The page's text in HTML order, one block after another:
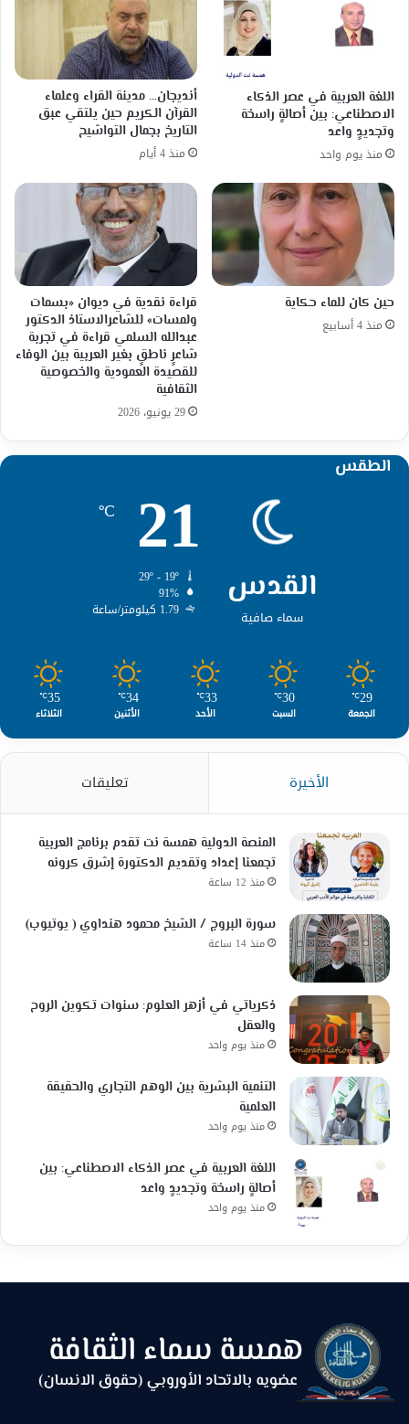
اللغة العربية في عصر الذكاء
الاصطناعي: بين أصالةٍ راسخة
وتجديدٍ واعد
منذ يوم واحد
أنديجان… مدينة القراء وعلماء
القرآن الكريم حين يلتقي عبق
التاريخ بجمال التواشيح
منذ 4 أيام
حين كان للماء حكاية
منذ 4 أسابيع
قراءة نقدية في ديوان «بسمات
ولمسات» للشاعرالاستاذ الدكتور
عبدالله السلمي قراءة في تجربة
شاعرٍ ناطقٍ بغير العربية بين الوفاء
للقصيدة العمودية والخصوصية
الثقافية
29 يونيو، 2026
الطقس
القدس
سماء صافية
21
℃
91%
1.79 كيلومتر/ساعة
29
℃
الجمعة
30
℃
السبت
33
℃
الأحد
34
℃
الأثنين
35
℃
الثلاثاء
الأخيرة تعليقات
المنصة الدولية همسة نت تقدم برنامج العربية
تجمعنا إعداد وتقديم الدكتورة إشرق كرونه
منذ 12 ساعة
سورة البروج / الشيخ محمود هنداوي ( يوتيوب)
منذ 14 ساعة
ذكرياتي في أزهر العلوم: سنوات تكوين الروح
والعقل
منذ يوم واحد
التنمية البشرية بين الوهم التجاري والحقيقة
العلمية
منذ يوم واحد
اللغة العربية في عصر الذكاء الاصطناعي: بين
أصالةٍ راسخة وتجديدٍ واعد
منذ يوم واحد